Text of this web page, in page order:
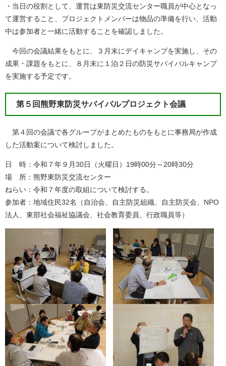
・当日の役割として、運営は東防災交流センター職員が中心となっ
て運営すること、プロジェクトメンバーは物品の準備を行い、活動
中は参加者と一緒に活動することを確認しました。
今回の会議結果をもとに、３月末にデイキャンプを実施し、その
成果・課題をもとに、８月末に１泊２日の防災サバイバルキャンプ
を実施する予定です。
第５回熊野東防災サバイバルプロジェクト会議
第４回の会議で各グループがまとめたものをもとに事務局が作成
した活動案について検討しました。
日 時：令和７年９月30日（火曜日）19時00分～20時30分
場 所：熊野東防災交流センター
ねらい：令和７年度の取組について検討する。
参加者：地域住民32名（自治会、自主防災組織、自主防災会、NPO
法人、東部社会福祉協議会、社会教育委員、行政職員等）